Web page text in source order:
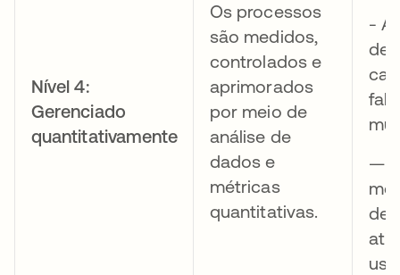
Nível 4:
Gerenciado
quantitativamente
Os processos
são medidos,
controlados e
aprimorados
por meio de
análise de
dados e
métricas
quantitativas.
-
—